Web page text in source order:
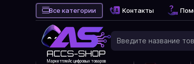
Все категории Контакты
Маркетплейс цифровых товаров